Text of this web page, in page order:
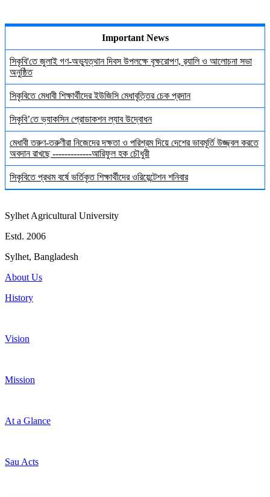
Important News
সিকৃবি'তে জুলাই গণ-অভ্যুত্থান দিবস উপলক্ষে বৃক্ষরোপণ, র‍্যালি ও আলোচনা সভা
অনুষ্ঠিত
সিকৃবিতে মেধাবী শিক্ষার্থীদের ইউজিসি মেধাবৃত্তির চেক প্রদান
সিকৃবি’তে ভ্যাকসিন প্রোডাকশন ল্যাব উদ্বোধন
মেধাবী তরুণ-তরুণীরা নিজেদের দক্ষতা ও পরিশ্রম দিয়ে দেশের ভাবমূর্তি উজ্জ্বল করতে
অবদান রাখছে -------------আরিফুল হক চৌধুরী
সিকৃবিতে প্রথম বর্ষে ভর্তিকৃত শিক্ষার্থীদের ওরিয়েন্টেশন শনিবার
Sylhet Agricultural University
Estd. 2006
Sylhet, Bangladesh
About Us
History
Vision
Mission
At a Glance
Sau Acts